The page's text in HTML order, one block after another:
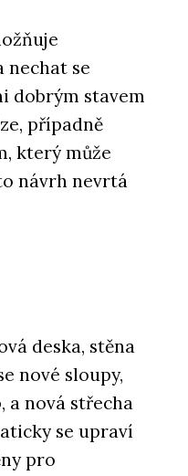
nechat se
dobrým stavem
případně
který může
návrh nevrtá
deska, stěna
nové sloupy,
a nová střecha
se upraví
pro